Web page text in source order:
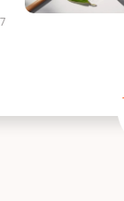
17 تیر 1405